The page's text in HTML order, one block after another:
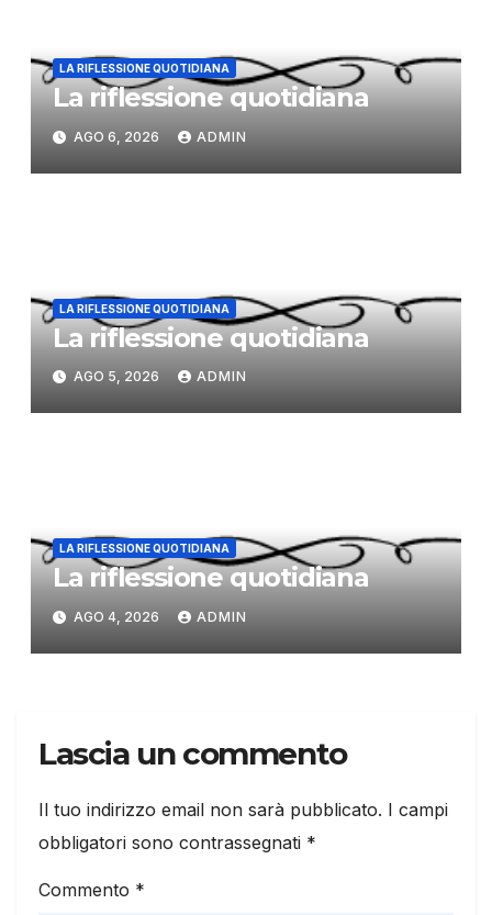
LA RIFLESSIONE QUOTIDIANA
La riflessione quotidiana
AGO 6, 2026 ADMIN
LA RIFLESSIONE QUOTIDIANA
La riflessione quotidiana
AGO 5, 2026 ADMIN
LA RIFLESSIONE QUOTIDIANA
La riflessione quotidiana
AGO 4, 2026 ADMIN
Lascia un commento
Il tuo indirizzo email non sarà pubblicato. I campi
obbligatori sono contrassegnati *
Commento *